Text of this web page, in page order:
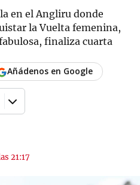
en el Angliru donde
la Vuelta femenina,
finaliza cuarta
21:17
Añádenos en Google